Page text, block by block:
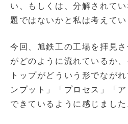
い、もしくは、分解されて
題ではないかと私は考えてい
今回、旭鉄工の工場を拝見
がどのように流れているか
トップがどういう形でなが
ンプット」「プロセス」「
できているように感じました